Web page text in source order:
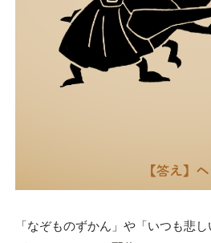
「なぞものずかん」や「いつも悲